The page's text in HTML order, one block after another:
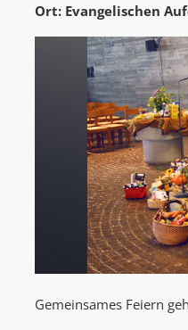
Ort: Evangelischen
Gemeinsames Feiern